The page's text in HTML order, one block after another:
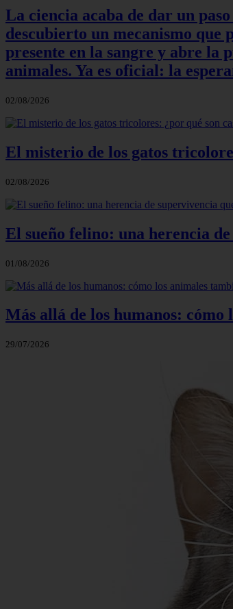
La ciencia acaba de dar un
descubierto un mecanismo que
presente en la sangre y abre la
animales. Ya es oficial: la
02/08/2026
El misterio de los gatos
02/08/2026
El sueño felino: una herencia
01/08/2026
Más allá de los humanos:
29/07/2026